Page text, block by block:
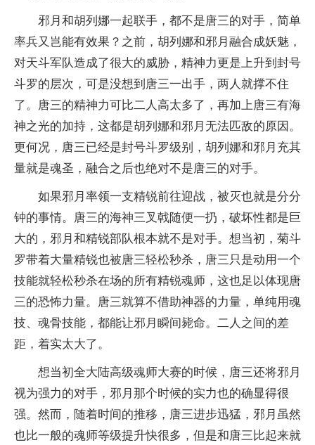
邪月和胡列娜一起联手，都不是唐三的对手，简单
率兵又岂能有效果？之前，胡列娜和邪月融合成妖魅，
对天斗军队造成了很大的威胁，精神力更是上升到封号
斗罗的层次，可是没想到唐三一出手，两人就撑不住
了。唐三的精神力可比二人高太多了，再加上唐三有海
神之光的加持，这都是胡列娜和邪月无法匹敌的原因。
更何况，唐三已经是封号斗罗级别，胡列娜和邪月充其
量就是魂圣，融合之后也绝对不是唐三的对手。
如果邪月率领一支精锐前往迎战，被灭也就是分分
钟的事情。唐三的海神三叉戟随便一扔，破坏性都是巨
大的，邪月和精锐部队根本就不是对手。想当初，菊斗
罗带着大量精锐也被唐三轻松秒杀，唐三只是动用一个
技能就轻松秒杀在场的所有精锐魂师，这也足以体现唐
三的恐怖力量。唐三就算不借助神器的力量，单纯用魂
技、魂骨技能，都能让邪月瞬间毙命。二人之间的差
距，着实太大了。
想当初全大陆高级魂师大赛的时候，唐三还将邪月
视为强力的对手，邪月那个时候的实力也的确显得很
强。然而，随着时间的推移，唐三进步迅猛，邪月虽然
也比一般的魂师等级提升快很多，但是和唐三比起来就